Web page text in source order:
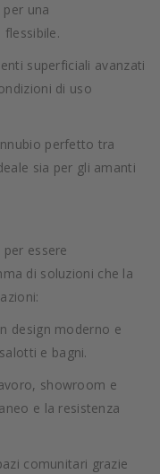
una
superficiali avanzati
di uso
perfetto tra
sia per gli amanti
essere
di soluzioni che la
design moderno e
e bagni.
showroom e
e la resistenza
comunitari grazie